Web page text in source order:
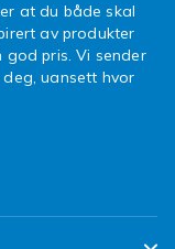
at du både skal
av produkter
god pris. Vi sender
uansett hvor